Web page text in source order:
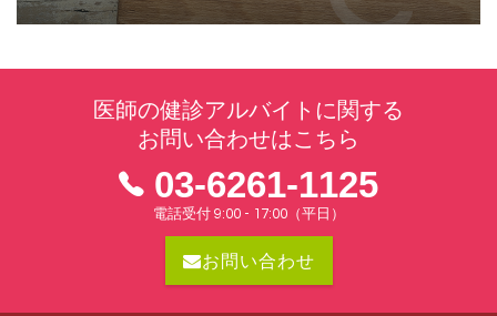
医師の健診アルバイトに関する
お問い合わせはこちら
03-6261-1125
電話受付 9:00 - 17:00（平日）
お問い合わせ